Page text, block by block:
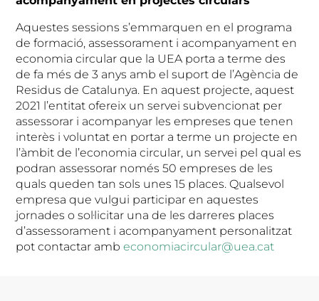
Aquestes sessions s’emmarquen en el programa
de formació, assessorament i acompanyament en
economia circular que la UEA porta a terme des
de fa més de 3 anys amb el suport de l’Agència de
Residus de Catalunya. En aquest projecte, aquest
2021 l’entitat ofereix un servei subvencionat per
assessorar i acompanyar les empreses que tenen
interès i voluntat en portar a terme un projecte en
l’àmbit de l’economia circular, un servei pel qual es
podran assessorar només 50 empreses de les
quals queden tan sols unes 15 places. Qualsevol
empresa que vulgui participar en aquestes
jornades o sol·licitar una de les darreres places
d’assessorament i acompanyament personalitzat
pot contactar ambeconomiacircular@uea.cat